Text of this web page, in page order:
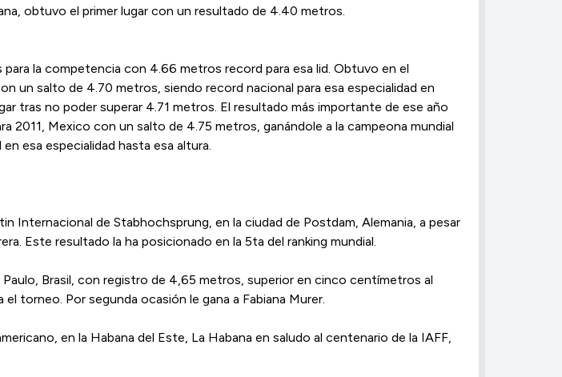
obtuvo el primer lugar con un resultado de 4.40 metros.
la competencia con 4.66 metros record para esa lid. Obtuvo en el
un salto de 4.70 metros, siendo record nacional para esa especialidad en
tras no poder superar 4.71 metros. El resultado más importante de ese año
2011, Mexico con un salto de 4.75 metros, ganándole a la campeona mundial
esa especialidad hasta esa altura.
Internacional de Stabhochsprung, en la ciudad de Postdam, Alemania, a pesar
Este resultado la ha posicionado en la 5ta del ranking mundial.
Brasil, con registro de 4,65 metros, superior en cinco centímetros al
torneo. Por segunda ocasión le gana a Fabiana Murer.
en la Habana del Este, La Habana en saludo al centenario de la IAFF,